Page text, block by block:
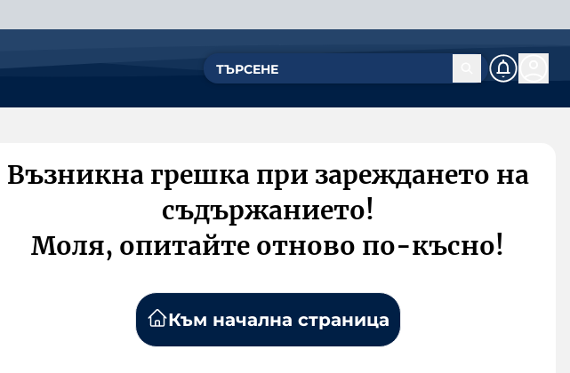
Възникна грешка при зареждането на
съдържанието!
Моля, опитайте отново по-късно!
Към начална страница